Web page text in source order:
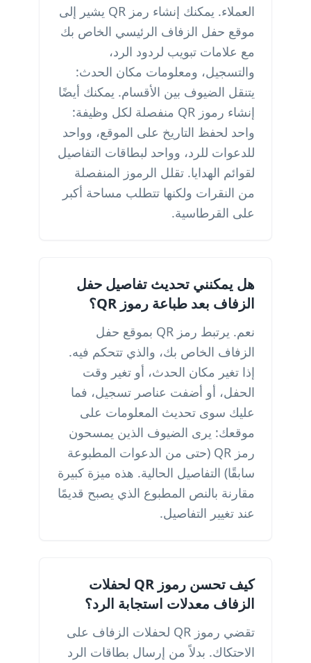
العملاء. يمكنك إنشاء رمز QR يشير إلى
موقع حفل الزفاف الرئيسي الخاص بك
مع علامات تبويب لردود الرد،
والتسجيل، ومعلومات مكان الحدث:
يتنقل الضيوف بين الأقسام. يمكنك أيضًا
إنشاء رموز QR منفصلة لكل وظيفة:
واحد لحفظ التاريخ على الموقع، وواحد
للدعوات للرد، وواحد لبطاقات التفاصيل
لقوائم الهدايا. تقلل الرموز المنفصلة
من النقرات ولكنها تتطلب مساحة أكبر
على القرطاسية.
هل يمكنني تحديث تفاصيل حفل
الزفاف بعد طباعة رموز QR؟
نعم. يرتبط رمز QR بموقع حفل
الزفاف الخاص بك، والذي تتحكم فيه.
إذا تغير مكان الحدث، أو تغير وقت
الحفل، أو أضفت عناصر تسجيل، فما
عليك سوى تحديث المعلومات على
موقعك: يرى الضيوف الذين يمسحون
رمز QR (حتى من الدعوات المطبوعة
سابقًا) التفاصيل الحالية. هذه ميزة كبيرة
مقارنة بالنص المطبوع الذي يصبح قديمًا
عند تغيير التفاصيل.
كيف تحسن رموز QR لحفلات
الزفاف معدلات استجابة الرد؟
تقضي رموز QR لحفلات الزفاف على
الاحتكاك. بدلاً من إرسال بطاقات الرد